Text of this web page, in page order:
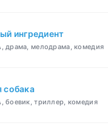
ингредиент
драма, мелодрама, комедия
собака
триллер, комедия